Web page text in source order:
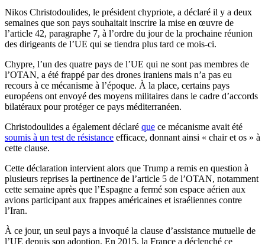
Nikos Christodoulides, le président chypriote, a déclaré il y a deux
semaines que son pays souhaitait inscrire la mise en œuvre de
l’article 42, paragraphe 7, à l’ordre du jour de la prochaine réunion
des dirigeants de l’UE qui se tiendra plus tard ce mois-ci.
Chypre, l’un des quatre pays de l’UE qui ne sont pas membres de
l’OTAN, a été frappé par des drones iraniens mais n’a pas eu
recours à ce mécanisme à l’époque. À la place, certains pays
européens ont envoyé des moyens militaires dans le cadre d’accords
bilatéraux pour protéger ce pays méditerranéen.
Christodoulides a également déclaré que ce mécanisme avait été
soumis à un test de résistance efficace, donnant ainsi « chair et os » à
cette clause.
Cette déclaration intervient alors que Trump a remis en question à
plusieurs reprises la pertinence de l’article 5 de l’OTAN, notamment
cette semaine après que l’Espagne a fermé son espace aérien aux
avions participant aux frappes américaines et israéliennes contre
l’Iran.
À ce jour, un seul pays a invoqué la clause d’assistance mutuelle de
l’UE depuis son adoption. En 2015, la France a déclenché ce